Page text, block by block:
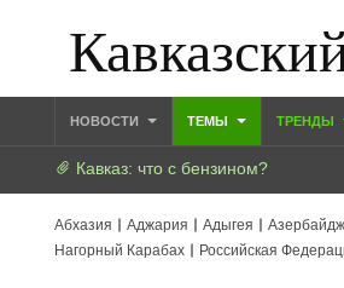
НОВОСТИ ТЕМЫ ТРЕНДЫ
Кавказ: что с бензином?
Абхазия Аджария Адыгея
Нагорный Карабах
Российская